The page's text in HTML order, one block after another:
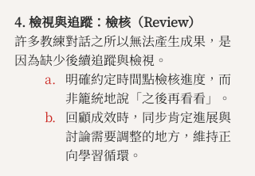
4. 檢視與追蹤：檢核（Review）
許多教練對話之所以無法產生成果，是
因為缺少後續追蹤與檢視。
明確約定時間點檢核進度，而
非籠統地說「之後再看看」。
回顧成效時，同步肯定進展與
討論需要調整的地方，維持正
向學習循環。